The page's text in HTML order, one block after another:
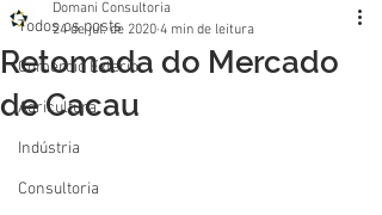
Todos os posts
Comércio Exterior
Agricultura
Indústria
Consultoria
Retomada do Mercado
de Cacau
Domani Consultoria
24 de jul. de 2020 4 min de leitura